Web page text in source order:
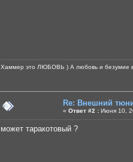
Хаммер это ЛЮБОВЬ ) А любовь и безумие
Re: Внешний
« Ответ #2 : Июня 10,
может таракотовый ?